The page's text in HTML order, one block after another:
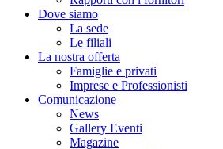
Dove siamo
La sede
Le filiali
La nostra offerta
Famiglie e privati
Imprese e Professionisti
Comunicazione
News
Gallery Eventi
Magazine